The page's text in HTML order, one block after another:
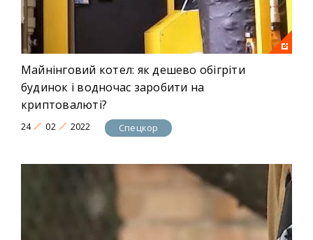
Майнінговий котел: як дешево обігріти
будинок і водночас заробити на
криптовалюті?
24 02 2022 Спецкор